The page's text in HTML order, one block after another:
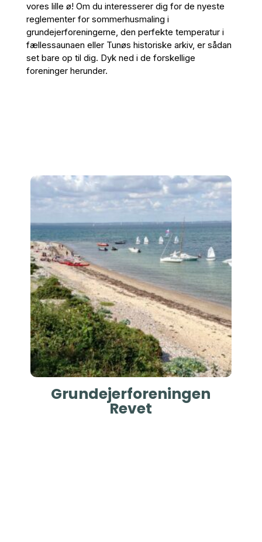
vores lille ø! Om du interesserer dig for de nyeste
reglementer for sommerhusmaling i
grundejerforeningerne, den perfekte temperatur i
fællessaunaen eller Tunøs historiske arkiv, er sådan
set bare op til dig. Dyk ned i de forskellige
foreninger herunder.
Grundejerforeningen
Revet